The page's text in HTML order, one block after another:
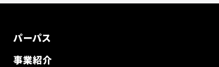
パーパス
事業紹介